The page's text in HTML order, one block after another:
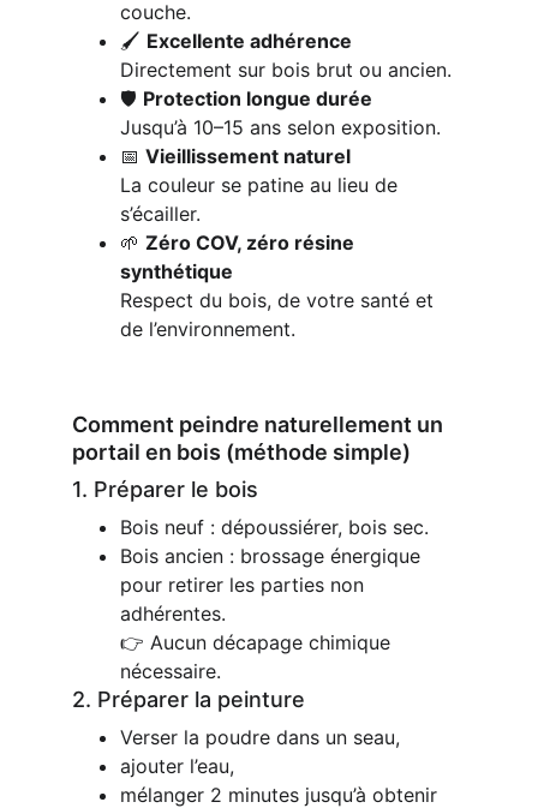
couche.
🖌️ Excellente adhérence
Directement sur bois brut ou ancien.
🛡️ Protection longue durée
Jusqu’à 10–15 ans selon exposition.
📅 Vieillissement naturel
La couleur se patine au lieu de
s’écailler.
🌱 Zéro COV, zéro résine
synthétique
Respect du bois, de votre santé et
de l’environnement.
Comment peindre naturellement un
portail en bois (méthode simple)
1. Préparer le bois
Bois neuf : dépoussiérer, bois sec.
Bois ancien : brossage énergique
pour retirer les parties non
adhérentes.
👉 Aucun décapage chimique
nécessaire.
2. Préparer la peinture
Verser la poudre dans un seau,
ajouter l’eau,
mélanger 2 minutes jusqu’à obtenir